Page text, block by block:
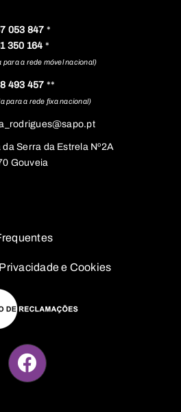
053 847 *
350 164 *
para a rede móvel nacional)
493 457 **
para a rede fixa nacional)
Serra da Estrela Nº2A
Gouveia
e Cookies